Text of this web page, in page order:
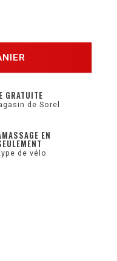
GRATUITE
de Sorel
EN
de vélo